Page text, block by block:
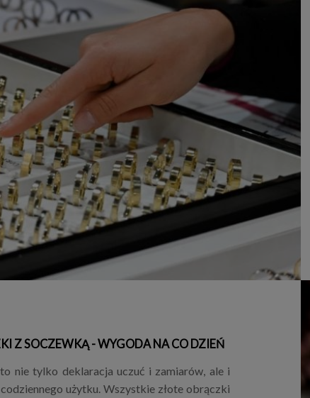
Z SOCZEWKĄ - WYGODA NA CO DZIEŃ
nie tylko deklaracja uczuć i zamiarów, ale i
użytku. Wszystkie złote obrączki